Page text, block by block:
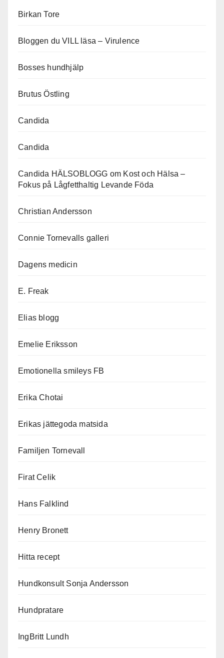
Birkan Tore
Bloggen du VILL läsa – Virulence
Bosses hundhjälp
Brutus Östling
Candida
Candida
Candida HÄLSOBLOGG om Kost och Hälsa –
Fokus på Lågfetthaltig Levande Föda
Christian Andersson
Connie Tornevalls galleri
Dagens medicin
E. Freak
Elias blogg
Emelie Eriksson
Emotionella smileys FB
Erika Chotai
Erikas jättegoda matsida
Familjen Tornevall
Firat Celik
Hans Falklind
Henry Bronett
Hitta recept
Hundkonsult Sonja Andersson
Hundpratare
IngBritt Lundh